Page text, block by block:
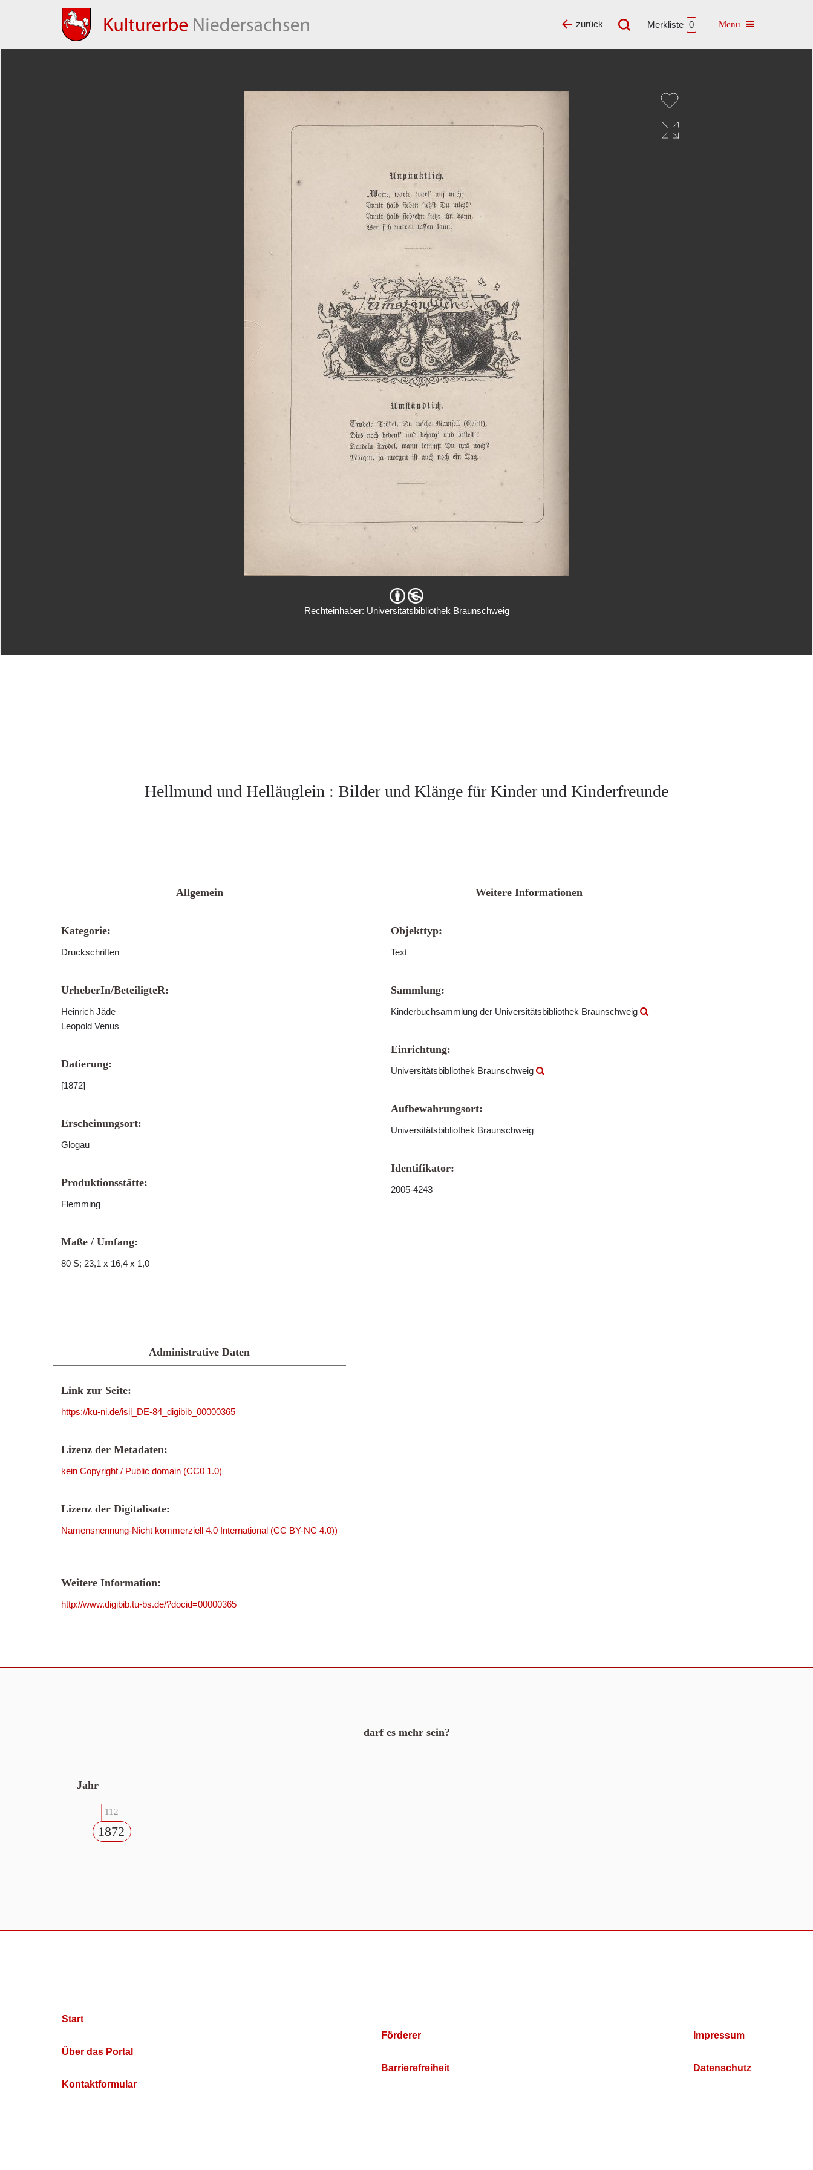
Merkliste 0 Toggle navigation
zurück
Rechteinhaber: Universitätsbibliothek Braunschweig
Hellmund und Helläuglein : Bilder und Klänge für Kinder und Kinderfreunde
Allgemein
Kategorie:
Druckschriften
UrheberIn/BeteiligteR:
Heinrich Jäde
Leopold Venus
Datierung:
[1872]
Erscheinungsort:
Glogau
Produktionsstätte:
Flemming
Maße / Umfang:
80 S; 23,1 x 16,4 x 1,0
Weitere Informationen
Objekttyp:
Text
Sammlung:
Kinderbuchsammlung der Universitätsbibliothek Braunschweig
Einrichtung:
Universitätsbibliothek Braunschweig
Aufbewahrungsort:
Universitätsbibliothek Braunschweig
Identifikator:
2005-4243
Administrative Daten
Link zur Seite:
https://ku-ni.de/isil_DE-84_digibib_00000365
Lizenz der Metadaten:
kein Copyright / Public domain (CC0 1.0)
Lizenz der Digitalisate:
Namensnennung-Nicht kommerziell 4.0 International (CC BY-NC 4.0))
Weitere Information:
http://www.digibib.tu-bs.de/?docid=00000365
darf es mehr sein?
Jahr
112
1872
Start
Über das Portal
Kontaktformular
Förderer
Barrierefreiheit
Impressum
Datenschutz